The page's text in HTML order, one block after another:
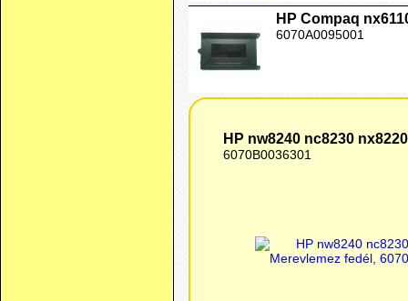
HP Compaq
6070A0095001
HP nw8240 nc8230
6070B0036301